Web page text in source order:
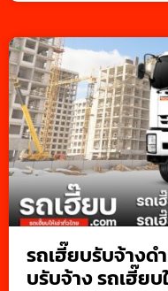
รถเฮี๊ยบรับจ้างด
บรับจ้าง รถเฮี๊ยบ